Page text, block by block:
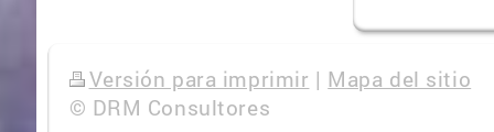
Versión para imprimir | Mapa del sitio
© DRM Consultores